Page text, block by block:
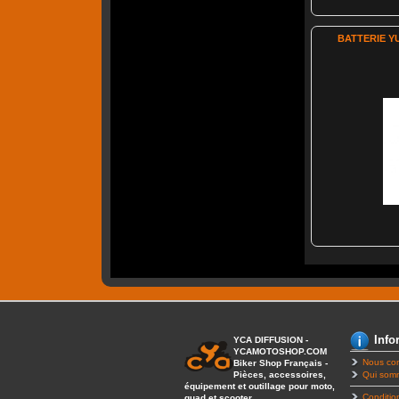
BATTERIE
YCA DIFFUSION -
YCAMOTOSHOP.COM
Biker Shop Français -
Pièces, accessoires,
équipement et outillage pour moto,
Nous
Qui